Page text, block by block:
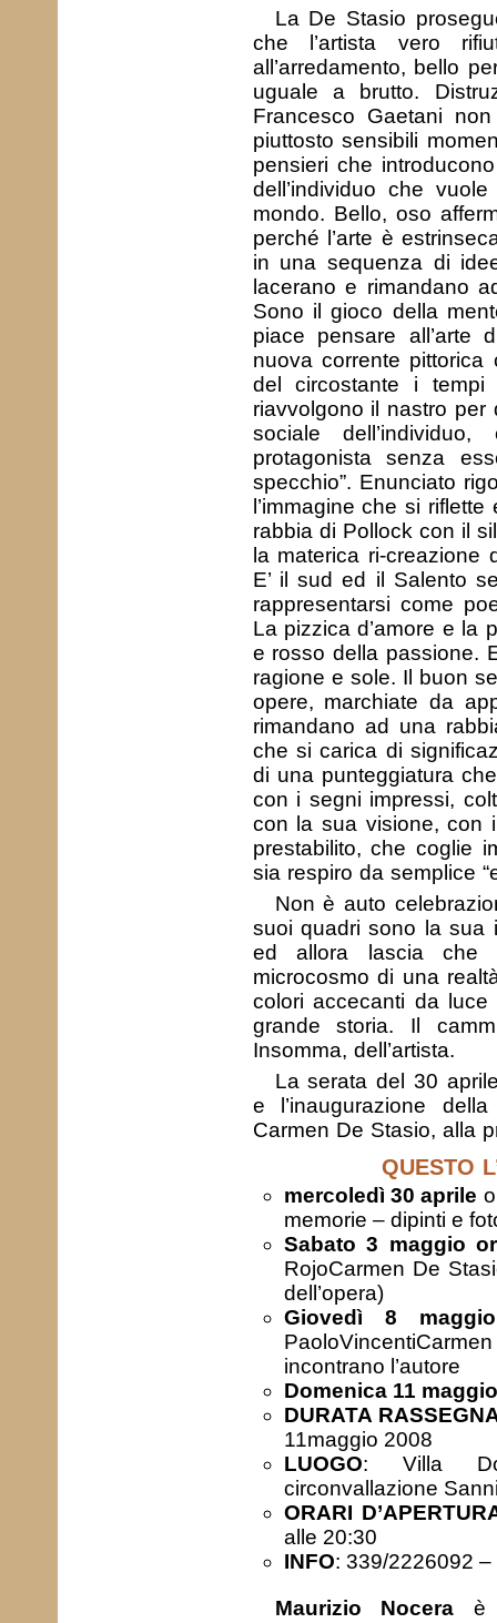
La De Stasio
che l’artista vero
all’arredamento, bello
uguale a brutto.
Francesco Gaetani
piuttosto sensibili
pensieri che
dell’individuo che
mondo. Bello, oso
perché l’arte è
in una sequenza di
lacerano e rimandano
Sono il gioco della
piace pensare all’arte
nuova corrente
del circostante i
riavvolgono il nastro per
sociale
protagonista senza
specchio”. Enunciato
l’immagine che si
rabbia di Pollock con il
la materica ri-
E’ il sud ed il Salento
rappresentarsi come
La pizzica d’amore e la
e rosso della passione.
ragione e sole. Il buon
opere, marchiate da
rimandano ad una
che si carica di
di una punteggiatura
con i segni impressi,
con la sua visione, con
prestabilito, che coglie
sia respiro da semplice
Non è auto
suoi quadri sono la sua
ed allora lascia che
microcosmo di una
colori accecanti da luce
grande storia. Il
Insomma, dell’artista.
La serata del 30
e l’inaugurazione
Carmen De Stasio, alla
QUESTO
mercoledì 30 aprile
memorie – dipinti e
Sabato3 maggio
RojoCarmen De
dell’opera)
Giovedì 8
incontrano l’autore
Domenica 11 maggio
DURATA
11maggio 2008
LUOGO: Villa
circonvallazione
ORARI
alle 20:30
INFO: 339/2226092
Maurizio Nocera è